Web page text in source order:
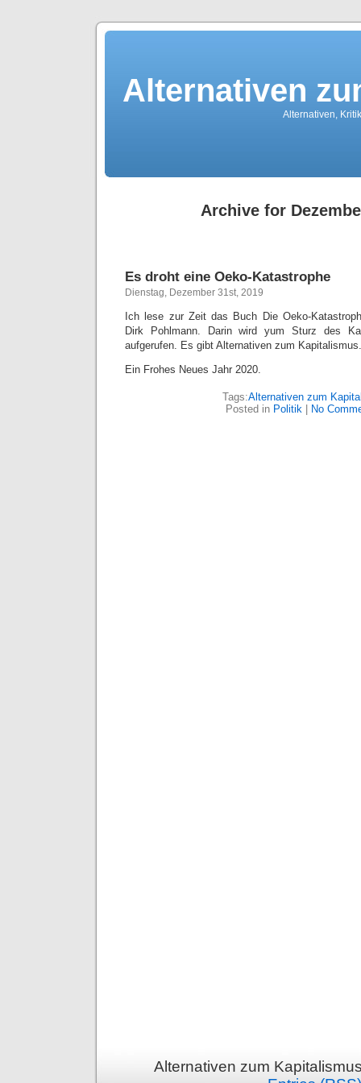
Alternativen
Alternativen,
Archive for
Es droht eine Oeko-Katastrophe
Dienstag, Dezember 31st, 2019
Ich lese zur Zeit das Buch Die Oeko-
Dirk Pohlmann. Darin wird yum Sturz des
aufgerufen. Es gibt Alternativen zum Kapitalismus.
Ein Frohes Neues Jahr 2020.
Tags:Alternativen zum
Posted in Politik No
Alternativen zum